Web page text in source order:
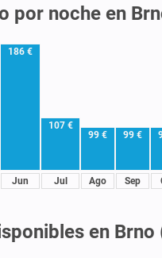
por noche en
186 €
Jun
107 €
Jul
99 €
Ago
99 €
Sep
en Brno